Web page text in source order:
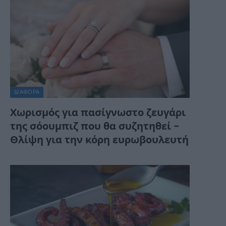
ΔΙΆΦΟΡΑ
Χωρισμός για πασίγνωστο ζευγάρι
της σόουμπιζ που θα συζητηθεί –
Θλίψη για την κόρη ευρωβουλευτή